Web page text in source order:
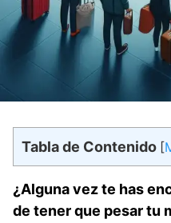
Tabla de Contenido [
¿Alguna vez‌ te ‍has‌
de tener que pesar tu